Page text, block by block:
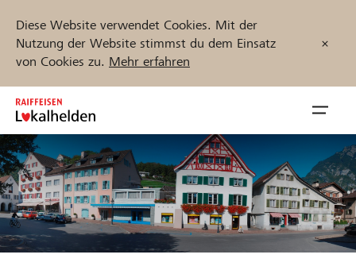
Diese Website verwendet Cookies. Mit der
Nutzung der Website stimmst du dem Einsatz
von Cookies zu. Mehr erfahren
Zum
Inhalt
springen
öffnen
Projekte und Organisationen finden
Jetzt starten